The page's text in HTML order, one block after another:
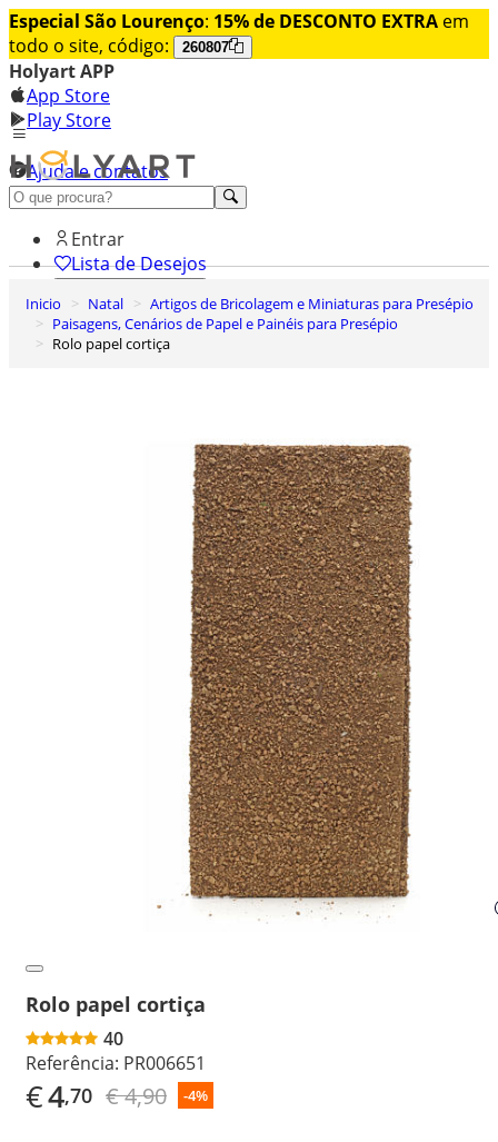
Especial São Lourenço: 15% de DESCONTO EXTRA em
todo o site, código:
260807
Holyart APP
App Store
Play Store
Ajuda e contatos
Conheça premium
Entrar
Lista de Desejos
Carrinho de Compras
Inicio Natal
Artigos de Bricolagem e Miniaturas para Presépio
Paisagens, Cenários de Papel e Painéis para Presépio
Rolo papel cortiça
Rolo papel cortiça
40
Referência: PR006651
€4,70 € 4,90 -4%